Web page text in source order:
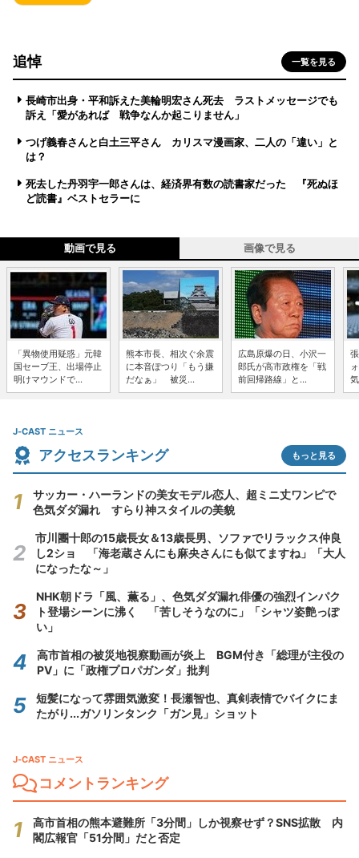
追悼 一覧を見る
長崎市出身・平和訴えた美輪明宏さん死去 ラストメッセージでも
訴え「愛があれば 戦争なんか起こりません」
つげ義春さんと白土三平さん カリスマ漫画家、二人の「違い」と
は？
死去した丹羽宇一郎さんは、経済界有数の読書家だった 『死ぬほ
ど読書』ベストセラーに
動画で見る 画像で見る
「異物使用疑惑」元韓
国セーブ王、出場停止
明けマウンドで...
熊本市長、相次ぐ余震
に本音ぽつり「もう嫌
だなぁ」 被災...
広島原爆の日、小沢一
郎氏が高市政権を「戦
前回帰路線」と...
J-CAST ニュース
アクセスランキング もっと見る
サッカー・ハーランドの美女モデル恋人、超ミニ丈ワンピで
色気ダダ漏れ すらり神スタイルの美貌
市川團十郎の15歳長女＆13歳長男、ソファでリラックス仲良
し2ショ 「海老蔵さんにも麻央さんにも似てますね」「大人
になったな～」
NHK朝ドラ「風、薫る」、色気ダダ漏れ俳優の強烈インパク
ト登場シーンに沸く 「苦しそうなのに」「シャツ姿艶っぽ
い」
高市首相の被災地視察動画が炎上 BGM付き「総理が主役の
PV」に「政権プロパガンダ」批判
短髪になって雰囲気激変！長瀬智也、真剣表情でバイクにま
たがり...ガソリンタンク「ガン見」ショット
J-CAST ニュース
コメントランキング
高市首相の熊本避難所「3分間」しか視察せず？SNS拡散 内
閣広報官「51分間」だと否定